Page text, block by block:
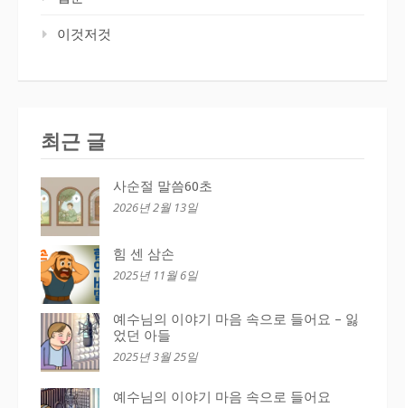
이것저것
최근 글
사순절 말씀60초
2026년 2월 13일
힘 센 삼손
2025년 11월 6일
예수님의 이야기 마음 속으로 들어요 – 잃
었던 아들
2025년 3월 25일
예수님의 이야기 마음 속으로 들어요